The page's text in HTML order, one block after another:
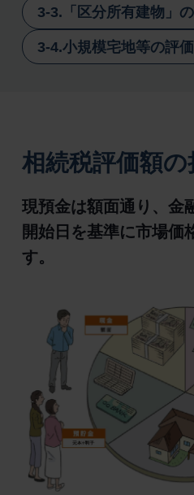
Model Case 2 父から受
Model Case 3 主人が残
ンション
3-3.「区分所有建物」
3-4.小規模宅地等の評
相続税評価額の
現預金は額面通り、金
開始日を基準に市場価
す。